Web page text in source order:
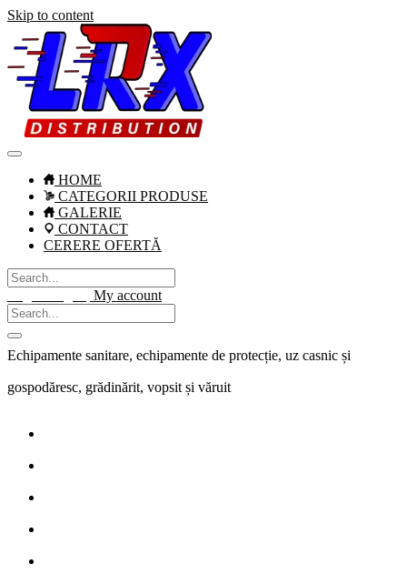
Skip to content
HOME
CATEGORII PRODUSE
GALERIE
CONTACT
CERERE OFERTĂ
My account
Echipamente sanitare, echipamente de protecție, uz casnic și
gospodăresc, grădinărit, vopsit și văruit